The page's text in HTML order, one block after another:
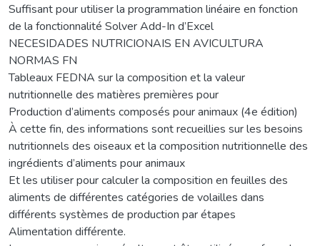
Suffisant pour utiliser la programmation linéaire en fonction
de la fonctionnalité Solver Add-In d’Excel
NECESIDADES NUTRICIONAIS EN AVICULTURA
NORMAS FN
Tableaux FEDNA sur la composition et la valeur
nutritionnelle des matières premières pour
Production d’aliments composés pour animaux (4e édition)
À cette fin, des informations sont recueillies sur les besoins
nutritionnels des oiseaux et la composition nutritionnelle des
ingrédients d’aliments pour animaux
Et les utiliser pour calculer la composition en feuilles des
aliments de différentes catégories de volailles dans
différents systèmes de production par étapes
Alimentation différente.